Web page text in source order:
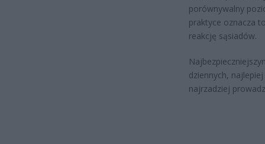
porównywalny
praktyce oznacza
reakcję sąsiadów.
dziennych,
najrzadziej